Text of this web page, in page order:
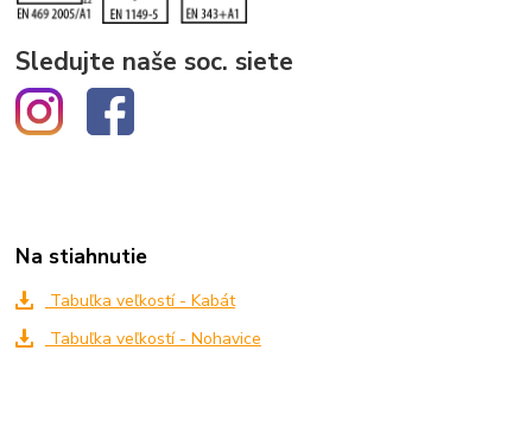
Sledujte naše soc. siete
Na stiahnutie
Tabuľka veľkostí - Kabát
Tabuľka veľkostí - Nohavice